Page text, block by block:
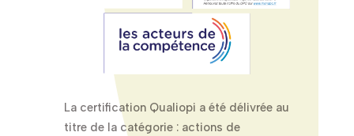
La certification Qualiopi a été délivrée au
titre de la catégorie : actions de